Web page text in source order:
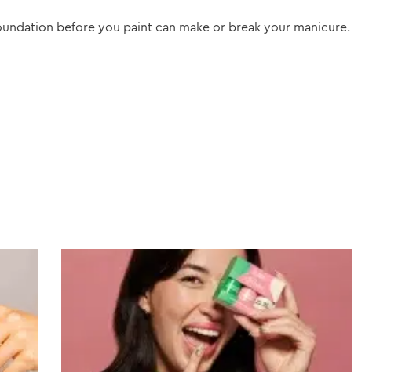
before you paint can make or break your manicure.